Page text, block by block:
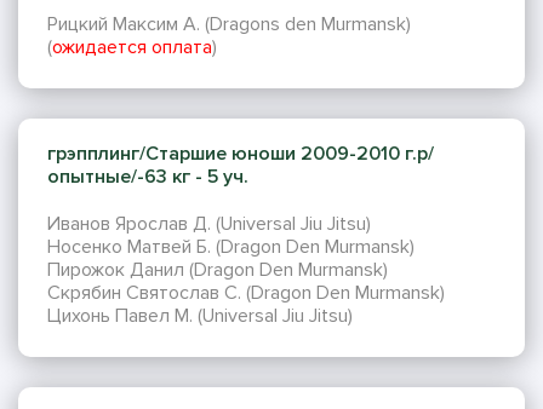
Рицкий Максим А. (Dragons den Murmansk)
(ожидается оплата)
грэпплинг/Старшие юноши 2009-2010 г.р/
опытные/-63 кг - 5 уч.
Иванов Ярослав Д. (Universal Jiu Jitsu)
Носенко Матвей Б. (Dragon Den Murmansk)
Пирожок Данил (Dragon Den Murmansk)
Скрябин Святослав С. (Dragon Den Murmansk)
Цихонь Павел М. (Universal Jiu Jitsu)